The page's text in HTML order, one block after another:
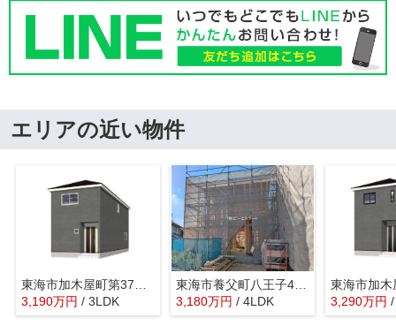
エリアの近い物件
3,190万円 / 3LDK
東海市養父町八王子4号棟
3,180万円 / 4LDK 3,290万円